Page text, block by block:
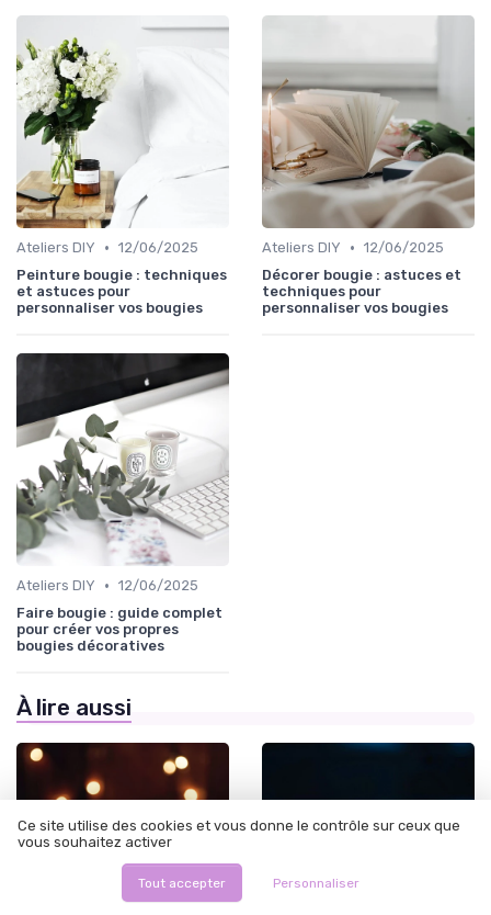
Ateliers DIY • 12/06/2025
Peinture bougie : techniques
et astuces pour
personnaliser vos bougies
Ateliers DIY • 12/06/2025
Décorer bougie : astuces et
techniques pour
personnaliser vos bougies
Ateliers DIY • 12/06/2025
Faire bougie : guide complet
pour créer vos propres
bougies décoratives
À lire aussi
Ce site utilise des cookies et vous donne le contrôle sur ceux que
vous souhaitez activer
Tout accepter Personnaliser